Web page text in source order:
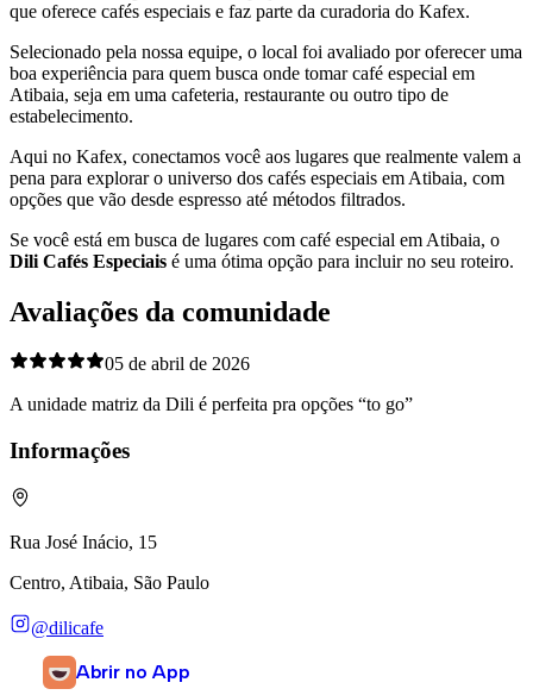
que oferece cafés especiais e faz parte da curadoria do Kafex.
Selecionado pela nossa equipe, o local foi avaliado por oferecer uma
boa experiência para quem busca onde tomar café especial em
Atibaia, seja em uma cafeteria, restaurante ou outro tipo de
estabelecimento.
Aqui no Kafex, conectamos você aos lugares que realmente valem a
pena para explorar o universo dos cafés especiais em Atibaia, com
opções que vão desde espresso até métodos filtrados.
Se você está em busca de lugares com café especial em Atibaia, o
Dili Cafés Especiais é uma ótima opção para incluir no seu roteiro.
Avaliações da comunidade
05 de abril de 2026
A unidade matriz da Dili é perfeita pra opções “to go”
Informações
Rua José Inácio, 15
Centro, Atibaia, São Paulo
@dilicafe
Abrir no App